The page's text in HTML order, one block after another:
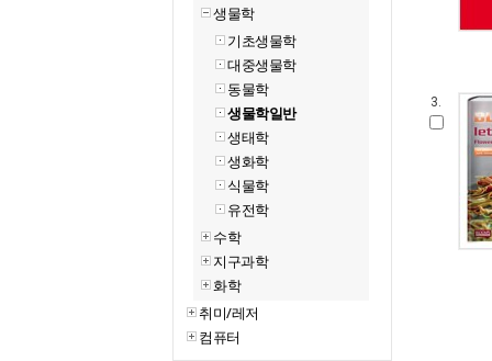
생물학
기초생물학
대중생물학
동물학
생물학일반
생태학
생화학
식물학
유전학
수학
지구과학
화학
취미/레저
컴퓨터
3.